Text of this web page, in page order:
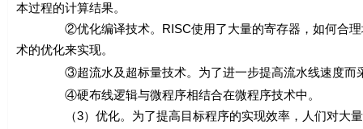
本过程的计算结果。
②优化编译技术。RISC使用了大量的寄存器，如何合理地
术的优化来实现。
③超流水及超标量技术。为了进一步提高流水线速度而
④硬布线逻辑与微程序相结合在微程序技术中。
（3）优化。为了提高目标程序的实现效率，人们对大量的